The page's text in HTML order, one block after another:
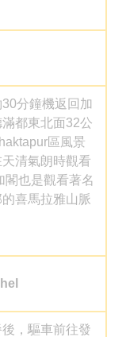
分鐘機返回加
都東北面32公
區風景
清氣朗時觀看
閣也是觀看著名
喜馬拉雅山脈
，驅車前往發